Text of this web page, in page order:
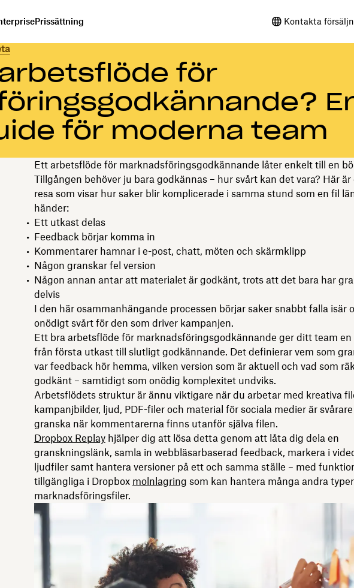
Prissättning Kontakta
för
för moderna team
Ett arbetsflöde för marknadsföringsgodkännande låter enkelt till en
Tillgången behöver ju bara godkännas – hur svårt kan det vara? Här
resa som visar hur saker blir komplicerade i samma stund som en fil
händer:
Ett utkast delas
Feedback börjar komma in
Kommentarer hamnar i e-post, chatt, möten och skärmklipp
Någon granskar fel version
Någon annan antar att materialet är godkänt, trots att det bara har
delvis
I den här osammanhängande processen börjar saker snabbt falla isär
onödigt svårt för den som driver kampanjen.
Ett bra arbetsflöde för marknadsföringsgodkännande ger ditt team
från första utkast till slutligt godkännande. Det definierar vem som
var feedback hör hemma, vilken version som är aktuell och vad som
godkänt – samtidigt som onödig komplexitet undviks.
Arbetsflödets struktur är ännu viktigare när du arbetar med kreativa
kampanjbilder, ljud, PDF-filer och material för sociala medier är
granska när kommentarerna finns utanför själva filen.
Dropbox Replayhjälper dig att lösa detta genom att låta dig dela en
granskningslänk, samla in webbläsarbaserad feedback, markera i
ljudfiler samt hantera versioner på ett och samma ställe – med
tillgängliga i Dropbox molnlagring som kan hantera många andra
marknadsföringsfiler.